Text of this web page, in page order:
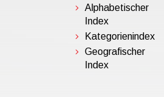
Alphabetischer
Index
Kategorienindex
Geografischer
Index